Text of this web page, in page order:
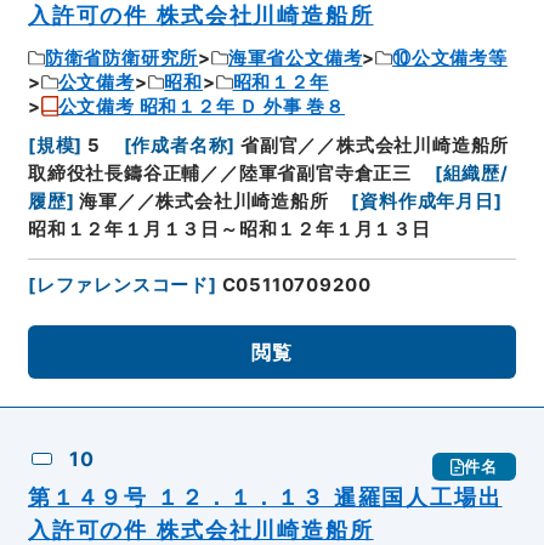
入許可の件 株式会社川崎造船所
防衛省防衛研究所 海軍省公文備考
⑩公文備考等
公文備考
昭和
昭和１２年
公文備考 昭和１２年 Ｄ 外事 巻８
[規模] 5 [作成者名称] 省副官／／株式会社川崎造船所
取締役社長鑄谷正輔／／陸軍省副官寺倉正三
[組織歴/
履歴] 海軍／／株式会社川崎造船所 [資料作成年月日 ]
昭和１２年１月１３日～昭和１２年１月１３日
[レファレンスコード] C05110709200
閲覧
10 件名
第１４９号 １２．１．１３ 暹羅国人工場出
入許可の件 株式会社川崎造船所